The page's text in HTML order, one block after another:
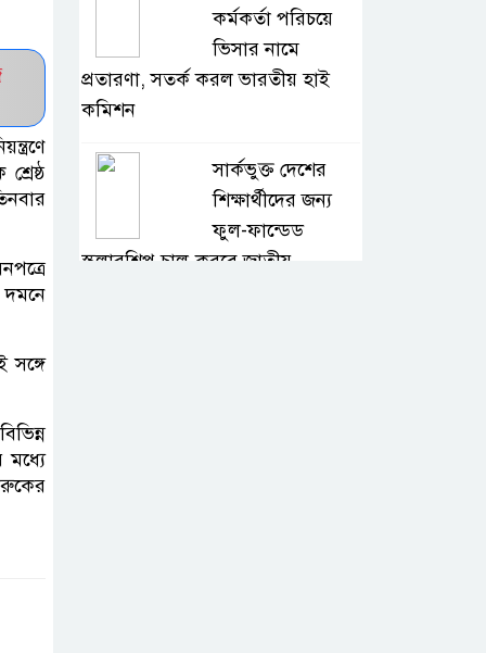
সঙ্গে
মধ্যে
কর্মকর্তা পরিচয়ে
ভিসার নামে
প্রতারণা, সতর্ক করল ভারতীয় হাই
কমিশন
সার্কভুক্ত দেশের
শিক্ষার্থীদের জন্য
ফুল-ফান্ডেড
স্কলারশিপ চালু করবে জাতীয়